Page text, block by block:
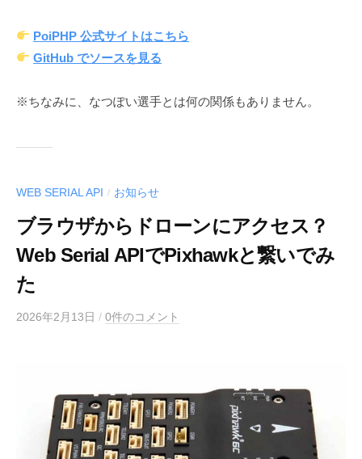
PoiPHP 公式サイトはこちら
GitHub でソースを見る
※ちなみに、なつぽい選手とは何の関係もありません。
WEB SERIAL API / お知らせ
ブラウザからドローンにアクセス？
Web Serial APIでPixhawkと繋いでみ
た
2026年2月13日 / 0件のコメント